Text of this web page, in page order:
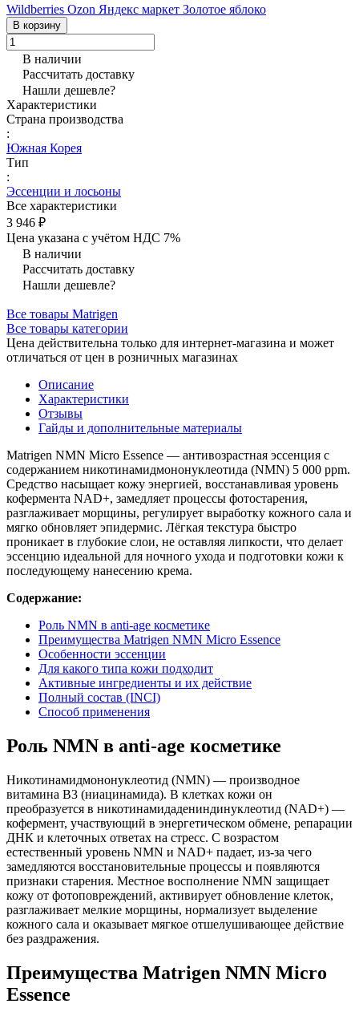
Wildberries Ozon Яндекс маркет Золотое яблоко
В корзину
В наличии
Рассчитать доставку
Нашли дешевле?
Характеристики
Страна производства
:
Южная Корея
Тип
:
Эссенции и лосьоны
Все характеристики
3 946 ₽
Цена указана с учётом НДС 7%
В наличии
Рассчитать доставку
Нашли дешевле?
Все товары Matrigen
Все товары категории
Цена действительна только для интернет-магазина и может
отличаться от цен в розничных магазинах
Описание
Характеристики
Отзывы
Гайды и дополнительные материалы
Matrigen NMN Micro Essence — антивозрастная эссенция с
содержанием никотинамидмононуклеотида (NMN) 5 000 ppm.
Средство насыщает кожу энергией, восстанавливая уровень
кофермента NAD+, замедляет процессы фотостарения,
разглаживает морщины, регулирует выработку кожного сала и
мягко обновляет эпидермис. Лёгкая текстура быстро
проникает в глубокие слои, не оставляя липкости, что делает
эссенцию идеальной для ночного ухода и подготовки кожи к
последующему нанесению крема.
Содержание:
Роль NMN в anti-age косметике
Преимущества Matrigen NMN Micro Essence
Особенности эссенции
Для какого типа кожи подходит
Активные ингредиенты и их действие
Полный состав (INCI)
Способ применения
Роль NMN в anti-age косметике
Никотинамидмононуклеотид (NMN) — производное
витамина B3 (ниацинамида). В клетках кожи он
преобразуется в никотинамидадениндинуклеотид (NAD+) —
кофермент, участвующий в энергетическом обмене, репарации
ДНК и клеточных ответах на стресс. С возрастом
естественный уровень NMN и NAD+ падает, из-за чего
замедляются восстановительные процессы и появляются
признаки старения. Местное восполнение NMN защищает
кожу от фотоповреждений, активирует обновление клеток,
разглаживает мелкие морщины, нормализует выделение
кожного сала и оказывает мягкое отшелушивающее действие
без раздражения.
Преимущества Matrigen NMN Micro
Essence